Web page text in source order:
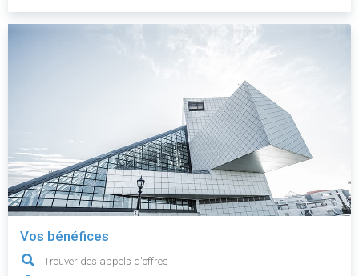
Vos bénéfices
Trouver des appels d'offres